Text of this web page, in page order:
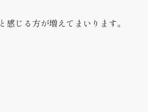
感じる方が増えてまいります。